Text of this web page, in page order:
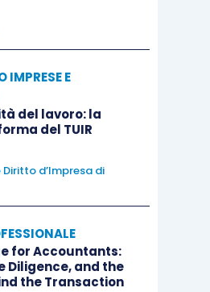
IMPRESE E
del lavoro: la
del TUIR
d’Impresa di
for Accountants:
Diligence, and the
the Transaction